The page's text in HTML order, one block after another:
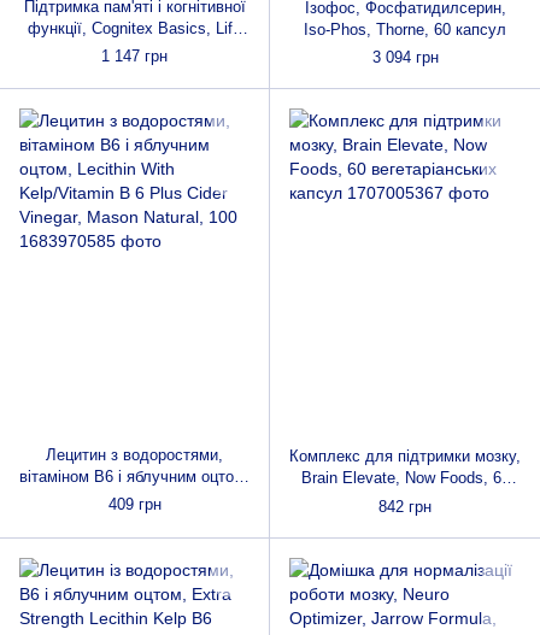
Підтримка пам'яті і когнітивної
функції, Cognitex Basics, Life
Extension, 30 таблеток гелевих
1 147 грн
Ізофос, Фосфатидилсерин,
Iso-Phos, Thorne, 60 капсул
3 094 грн
Лецитин з водоростями,
вітаміном B6 і яблучним оцтом,
Lecithin With Kelp/Vitamin B 6
Natural, 100
409 грн
Комплекс для підтримки мозку,
Brain Elevate, Now Foods, 60
вегетаріанських капсул
842 грн